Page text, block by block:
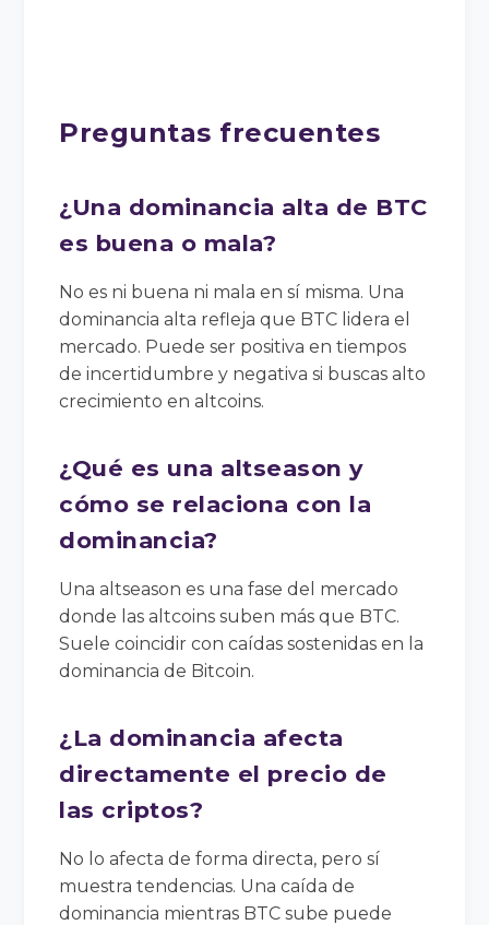
Preguntas frecuentes
¿Una dominancia alta de BTC
es buena o mala?
No es ni buena ni mala en sí misma. Una
dominancia alta refleja que BTC lidera el
mercado. Puede ser positiva en tiempos
de incertidumbre y negativa si buscas alto
crecimiento en altcoins.
¿Qué es una altseason y
cómo se relaciona con la
dominancia?
Una altseason es una fase del mercado
donde las altcoins suben más que BTC.
Suele coincidir con caídas sostenidas en la
dominancia de Bitcoin.
¿La dominancia afecta
directamente el precio de
las criptos?
No lo afecta de forma directa, pero sí
muestra tendencias. Una caída de
dominancia mientras BTC sube puede